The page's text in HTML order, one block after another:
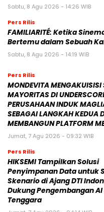
Sabtu, 8 Agu 2026 - 14:26 WIB
Pers Rilis
FAMILIARITÉ: Ketika
Bertemu dalam Sebuah
Sabtu, 8 Agu 2026 - 14:19 WIB
Pers Rilis
MONDEVITA
MAYORITAS DI
PERUSAHAAN INDUK
SEBAGAI LANGKAH KEDUA
MEMBANGUN PLATFORM
Jumat, 7 Agu 2026 - 09:32 WIB
Pers Rilis
HIKSEMI Tampilkan Solusi
Penyimpanan Data untuk
Skenario di Ajang DTI
Dukung Pengembangan AI
Tenggara